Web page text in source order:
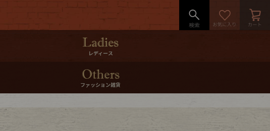
レディース
ファッション雑貨